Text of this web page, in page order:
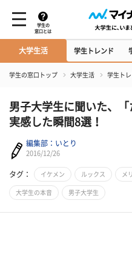
学生の
窓口とは
大学生活 学生トレンド
学生の窓口トップ 大学生活 学生トレ
男子大学生に聞いた、
実感した瞬間8選！
編集部：いとり
2016/12/26
タグ： イケメン ルックス メ
大学生の本音 男子大学生